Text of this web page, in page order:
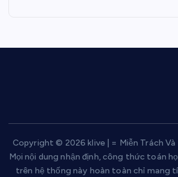
Copyright © 2026 klive | = Miễn Trách Và
Mọi nội dung nhận định, công thức toán
trên hệ thống này hoàn toàn chỉ mang